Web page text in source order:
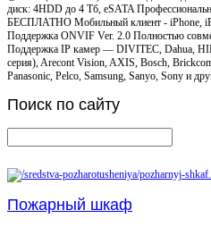
диск: 4HDD до 4 Тб, eSATA
БЕСПЛАТНО Мобильный клиент - iPhone,
Поддержка ONVIF Ver. 2.0 Полностью
Поддержка IP камер — DIVITEC, Dahua,
серия), Arecont Vision, AXIS, Bosch,
Panasonic, Pelco, Samsung, Sanyo, Sony и
Поиск по сайту
Пожарный шкаф